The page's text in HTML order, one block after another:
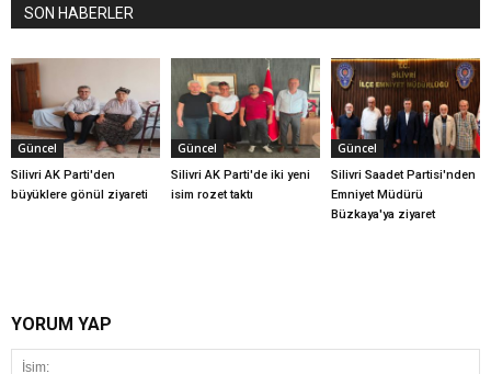
SON HABERLER
Güncel
Silivri AK Parti'den
büyüklere gönül ziyareti
Güncel
Silivri AK Parti'de iki yeni
isim rozet taktı
Güncel
Silivri Saadet Partisi'nden
Emniyet Müdürü
Büzkaya'ya ziyaret
YORUM YAP